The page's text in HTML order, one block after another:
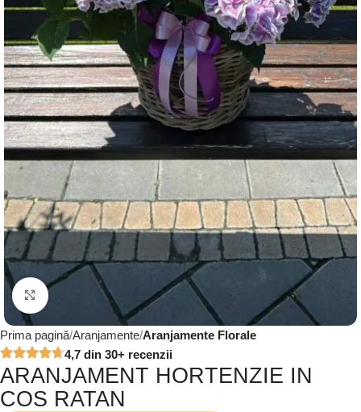
Click to enlarge
Prima pagină Aranjamente Aranjamente Florale
4,7 din 30+ recenzii
ARANJAMENT HORTENZIE IN
COS RATAN